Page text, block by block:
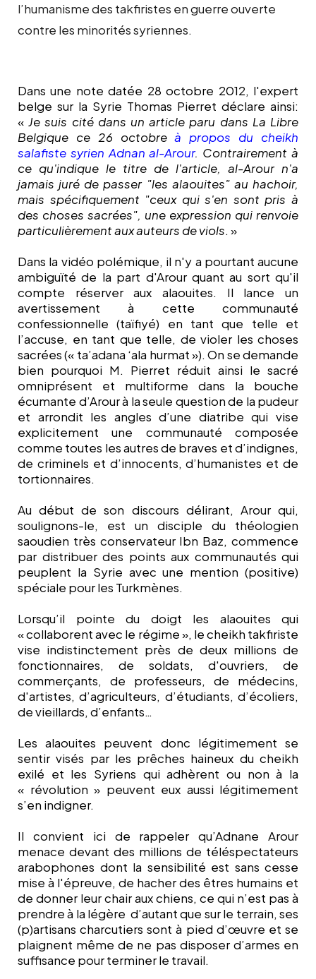
l’humanisme des takfiristes en guerre ouverte
contre les minorités syriennes.
Dans une note datée 28 octobre 2012, l'expert
belge sur la Syrie Thomas Pierret déclare ainsi:
«Je suis cité dans un article paru dans La Libre
Belgique ce 26 octobreà propos du cheikh
salafiste syrien Adnan al-Arour. Contrairement à
ce qu'indique le titre de l'article, al-Arour n'a
jamais juré de passer "les alaouites" au hachoir,
mais spécifiquement "ceux qui s'en sont pris à
des choses sacrées", une expression qui renvoie
particulièrement aux auteurs de viols. »
Dans la vidéo polémique, il n'y a pourtant aucune
ambiguïté de la part d'Arour quant au sort qu'il
compte réserver aux alaouites. Il lance un
avertissement à cette communauté
confessionnelle (taïfiyé) en tant que telle et
l’accuse, en tant que telle, de violer les choses
sacrées (« ta’adana ‘ala hurmat »). On se demande
bien pourquoi M. Pierret réduit ainsi le sacré
omniprésent et multiforme dans la bouche
écumante d’Arour à la seule question de la pudeur
et arrondit les angles d’une diatribe qui vise
explicitement une communauté composée
comme toutes les autres de braves et d’indignes,
de criminels et d’innocents, d’humanistes et de
tortionnaires.
Au début de son discours délirant, Arour qui,
soulignons-le, est un disciple du théologien
saoudien très conservateur Ibn Baz, commence
par distribuer des points aux communautés qui
peuplent la Syrie avec une mention (positive)
spéciale pour les Turkmènes.
Lorsqu’il pointe du doigt les alaouites qui
« collaborent avec le régime », le cheikh takfiriste
vise indistinctement près de deux millions de
fonctionnaires, de soldats, d'ouvriers, de
commerçants, de professeurs, de médecins,
d'artistes, d’agriculteurs, d’étudiants, d’écoliers,
de vieillards, d’enfants…
Les alaouites peuvent donc légitimement se
sentir visés par les prêches haineux du cheikh
exilé et les Syriens qui adhèrent ou non à la
« révolution » peuvent eux aussi légitimement
s’en indigner.
Il convient ici de rappeler qu’Adnane Arour
menace devant des millions de téléspectateurs
arabophones dont la sensibilité est sans cesse
mise à l'épreuve, de hacher des êtres humains et
de donner leur chair aux chiens, ce qui n’est pas à
prendre à la légère d’autant que sur le terrain, ses
(p)artisans charcutiers sont à pied d’œuvre et se
plaignent même de ne pas disposer d’armes en
suffisance pour terminer le travail.